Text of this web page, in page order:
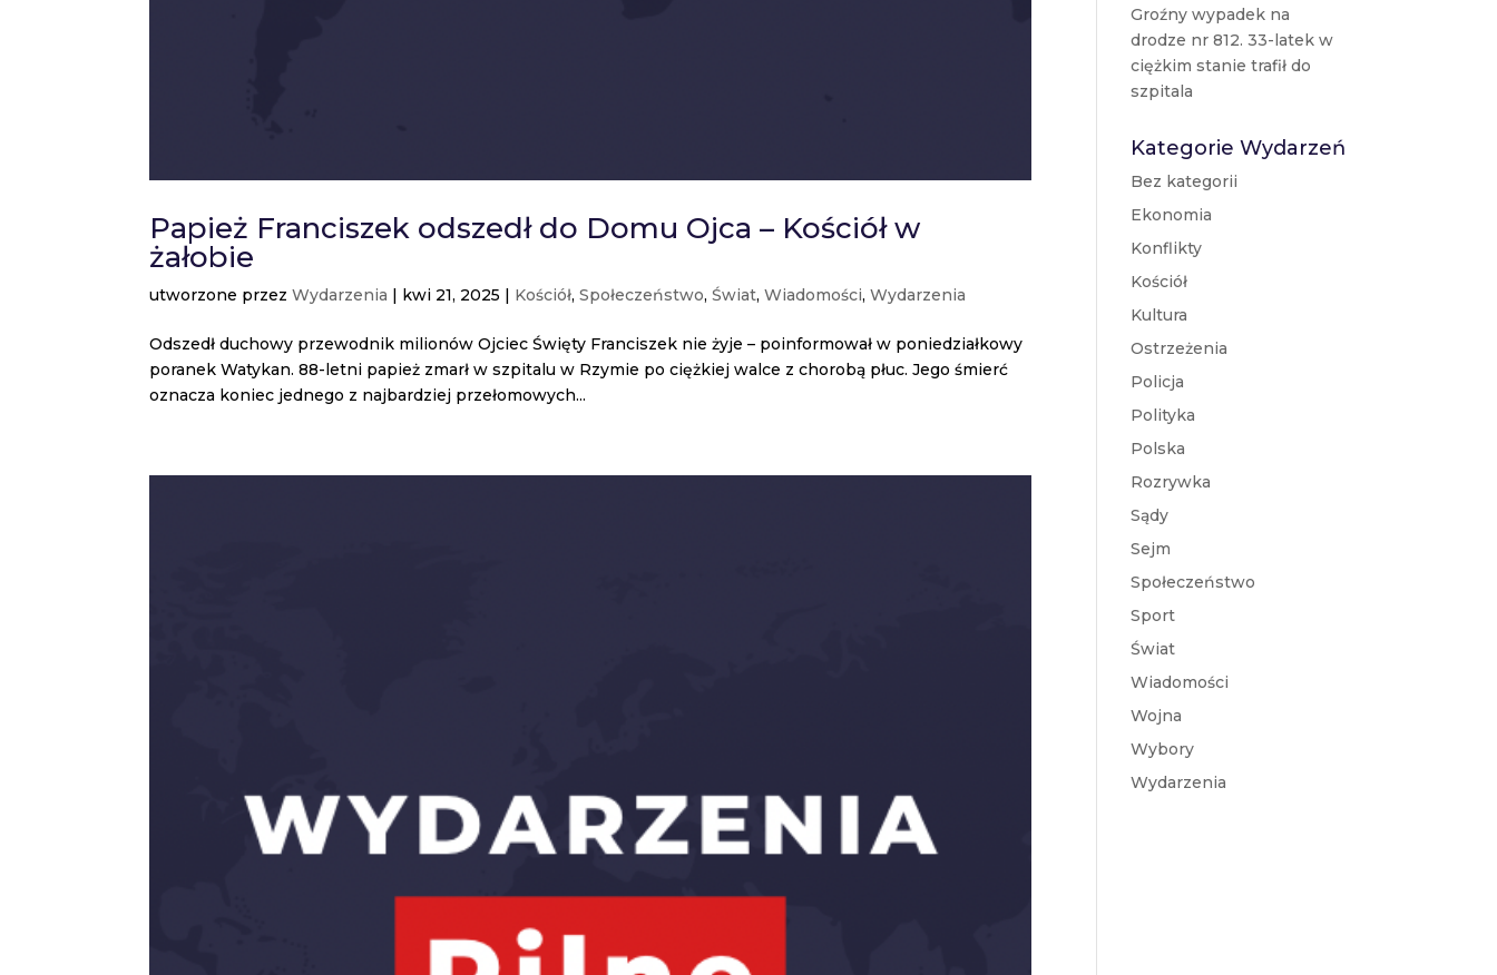
Papież Franciszek odszedł do Domu Ojca – Kościół w
żałobie
utworzone przezWydarzenia | kwi 21, 2025 | Kościół,Społeczeństwo,Świat,Wiadomości,Wydarzenia
Odszedł duchowy przewodnik milionów Ojciec Święty Franciszek nie żyje – poinformował w poniedziałkowy
poranek Watykan. 88-letni papież zmarł w szpitalu w Rzymie po ciężkiej walce z chorobą płuc. Jego śmierć
oznacza koniec jednego z najbardziej przełomowych...
Groźny wypadek na
drodze nr 812. 33-latek w
ciężkim stanie trafił do
szpitala
Kategorie Wydarzeń
Bez kategorii
Ekonomia
Konflikty
Kościół
Kultura
Ostrzeżenia
Policja
Polityka
Polska
Rozrywka
Sądy
Sejm
Społeczeństwo
Sport
Świat
Wiadomości
Wojna
Wybory
Wydarzenia